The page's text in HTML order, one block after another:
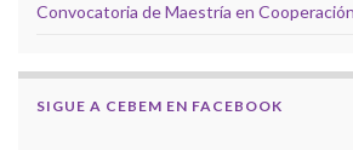
Convocatoria de Maestría en
SIGUE A CEBEM EN FACEBOOK